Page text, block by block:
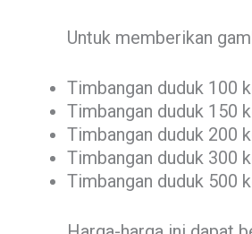
Untuk memberikan
Timbangan duduk 100
Timbangan duduk 150
Timbangan duduk 200
Timbangan duduk 300
Timbangan duduk 500